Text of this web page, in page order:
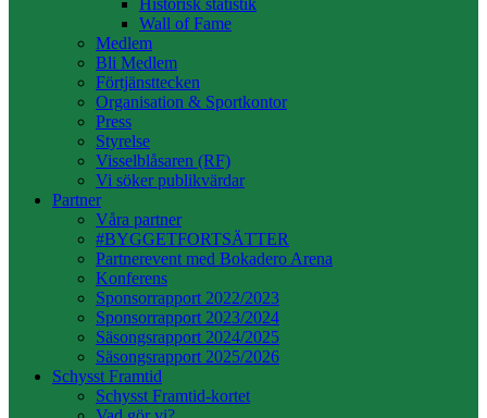
Historisk statistik
Wall of Fame
Medlem
Bli Medlem
Förtjänsttecken
Organisation & Sportkontor
Press
Styrelse
Visselblåsaren (RF)
Vi söker publikvärdar
Partner
Våra partner
#BYGGETFORTSÄTTER
Partnerevent med Bokadero Arena
Konferens
Sponsorrapport 2022/2023
Sponsorrapport 2023/2024
Säsongsrapport 2024/2025
Säsongsrapport 2025/2026
Schysst Framtid
Schysst Framtid-kortet